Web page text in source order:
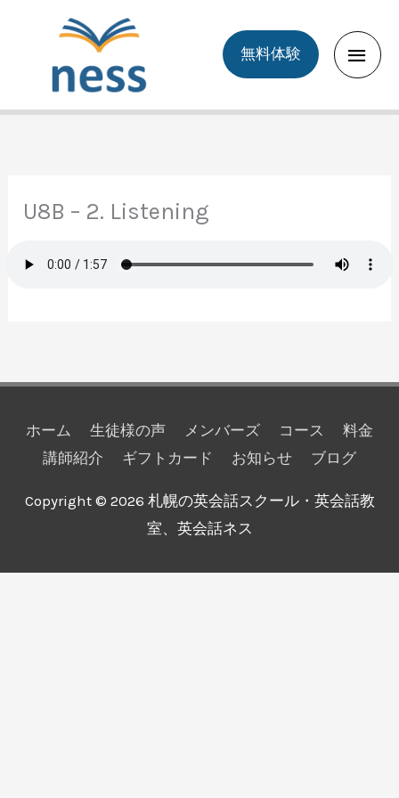
Main
無料体験
U8B – 2. Listening
ホーム 生徒様の声 メンバーズ コース
料金
講師紹介
ギフトカード お知らせ ブログ
Copyright © 2026 札幌の英会話スクール・英会話教
室、英会話ネス